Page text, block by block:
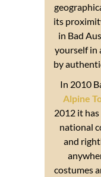
its
in Bad
yourself in
by
In 2010
Alpine
2012 it
national
and
costumes